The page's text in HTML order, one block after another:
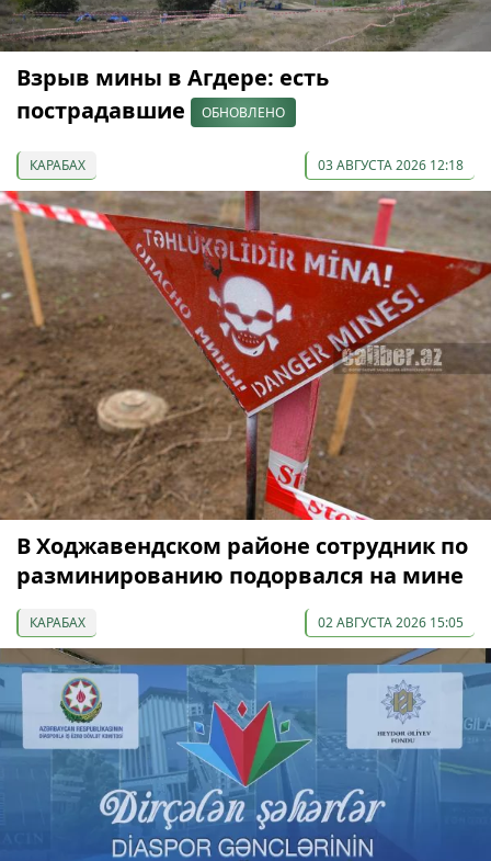
Взрыв мины в Агдере: есть
пострадавшие
ОБНОВЛЕНО
КАРАБАХ 03 АВГУСТА 2026 12:18
В Ходжавендском районе сотрудник по
разминированию подорвался на мине
КАРАБАХ 02 АВГУСТА 2026 15:05